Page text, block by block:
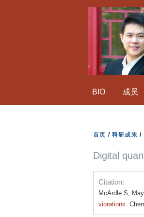
BIO 成员
首页 / 科研成果 /
Digital
Citation:
McArdle S,
vibrations .